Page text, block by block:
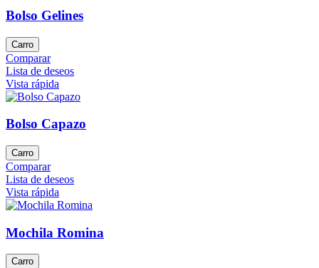
Bolso Gelines
Carro
Comparar
Lista de deseos
Vista rápida
Bolso Capazo
Carro
Comparar
Lista de deseos
Vista rápida
Mochila Romina
Carro